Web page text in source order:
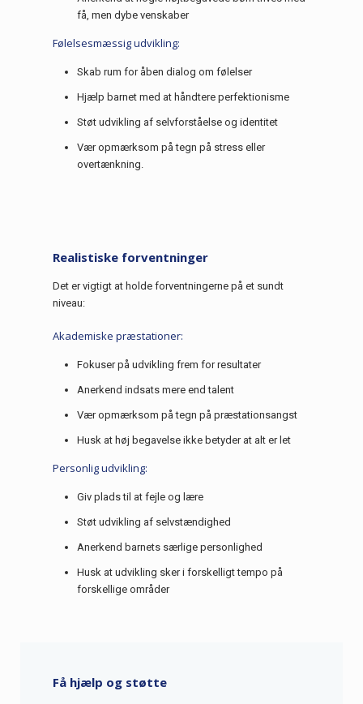
få, men dybe venskaber
Følelsesmæssig udvikling:
Skab rum for åben dialog om følelser
Hjælp barnet med at håndtere perfektionisme
Støt udvikling af selvforståelse og identitet
Vær opmærksom på tegn på stress eller
overtænkning.
Realistiske forventninger
Det er vigtigt at holde forventningerne på et sundt
niveau:
Akademiske præstationer:
Fokuser på udvikling frem for resultater
Anerkend indsats mere end talent
Vær opmærksom på tegn på præstationsangst
Husk at høj begavelse ikke betyder at alt er let
Personlig udvikling:
Giv plads til at fejle og lære
Støt udvikling af selvstændighed
Anerkend barnets særlige personlighed
Husk at udvikling sker i forskelligt tempo på
forskellige områder
Få hjælp og støtte